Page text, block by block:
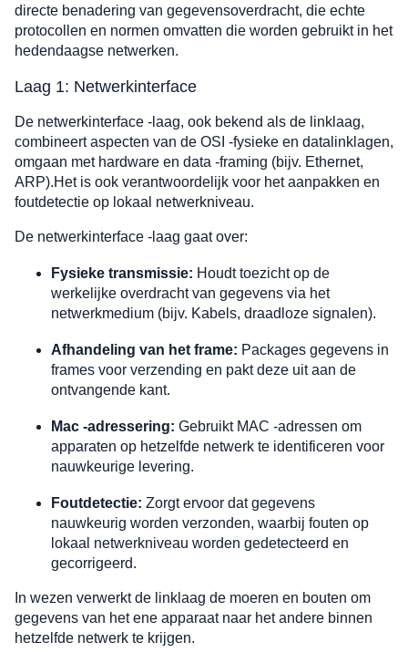
directe benadering van gegevensoverdracht, die echte
protocollen en normen omvatten die worden gebruikt in het
hedendaagse netwerken.
Laag 1: Netwerkinterface
De netwerkinterface -laag, ook bekend als de linklaag,
combineert aspecten van de OSI -fysieke en datalinklagen,
omgaan met hardware en data -framing (bijv. Ethernet,
ARP).Het is ook verantwoordelijk voor het aanpakken en
foutdetectie op lokaal netwerkniveau.
De netwerkinterface -laag gaat over:
Fysieke transmissie: Houdt toezicht op de
werkelijke overdracht van gegevens via het
netwerkmedium (bijv. Kabels, draadloze signalen).
Afhandeling van het frame: Packages gegevens in
frames voor verzending en pakt deze uit aan de
ontvangende kant.
Mac -adressering: Gebruikt MAC -adressen om
apparaten op hetzelfde netwerk te identificeren voor
nauwkeurige levering.
Foutdetectie: Zorgt ervoor dat gegevens
nauwkeurig worden verzonden, waarbij fouten op
lokaal netwerkniveau worden gedetecteerd en
gecorrigeerd.
In wezen verwerkt de linklaag de moeren en bouten om
gegevens van het ene apparaat naar het andere binnen
hetzelfde netwerk te krijgen.